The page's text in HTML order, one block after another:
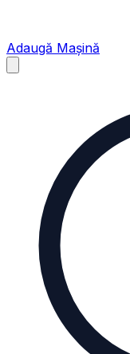
Adaugă Mașină